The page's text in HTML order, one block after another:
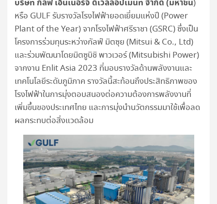
บริษัท กัลฟ์ เอ็นเนอร์จี ดีเวลลอปเมนท์ จำกัด (มหาชน)
หรือ GULF รับรางวัลโรงไฟฟ้ายอดเยี่ยมแห่งปี (Power
Plant of the Year) จากโรงไฟฟ้าศรีราชา (GSRC) ซึ่งเป็น
โครงการร่วมทุนระหว่างกัลฟ์ มิตซุย (Mitsui & Co., Ltd)
และร่วมพัฒนาโดยมิตซูบิชิ พาวเวอร์ (Mitsubishi Power)
จากงาน Enlit Asia 2023 ที่มอบรางวัลด้านพลังงานและ
เทคโนโลยีระดับภูมิภาค รางวัลนี้สะท้อนถึงประสิทธิภาพของ
โรงไฟฟ้าในการมุ่งตอบสนองต่อความต้องการพลังงานที่
เพิ่มขึ้นของประเทศไทย และการมุ่งนำนวัตกรรมมาใช้เพื่อลด
ผลกระทบต่อสิ่งแวดล้อม